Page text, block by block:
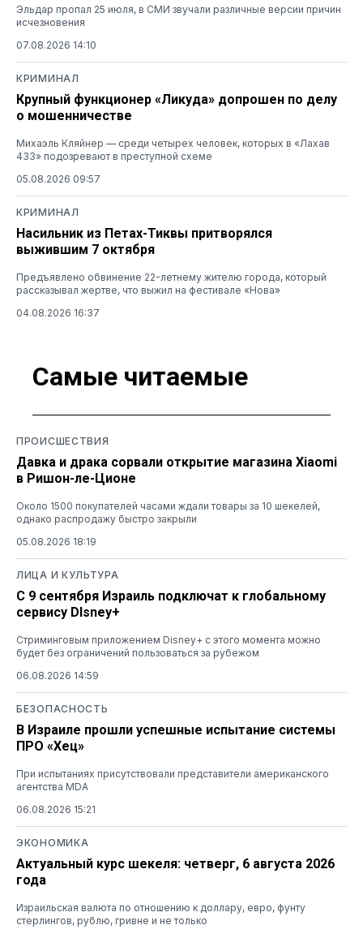
Эльдар пропал 25 июля, в СМИ звучали различные версии причин
исчезновения
07.08.2026 14:10
КРИМИНАЛ
Крупный функционер «Ликуда» допрошен по делу
о мошенничестве
Михаэль Кляйнер — среди четырех человек, которых в «Лахав
433» подозревают в преступной схеме
05.08.2026 09:57
КРИМИНАЛ
Насильник из Петах-Тиквы притворялся
выжившим 7 октября
Предъявлено обвинение 22-летнему жителю города, который
рассказывал жертве, что выжил на фестивале «Нова»
04.08.2026 16:37
Самые читаемые
ПРОИСШЕСТВИЯ
Давка и драка сорвали открытие магазина Xiaomi
в Ришон-ле-Ционе
Около 1500 покупателей часами ждали товары за 10 шекелей,
однако распродажу быстро закрыли
05.08.2026 18:19
ЛИЦА И КУЛЬТУРА
С 9 сентября Израиль подключат к глобальному
сервису DIsney+
Стриминговым приложением Disney+ с этого момента можно
будет без ограничений пользоваться за рубежом
06.08.2026 14:59
БЕЗОПАСНОСТЬ
В Израиле прошли успешные испытание системы
ПРО «Хец»
При испытаниях присутствовали представители американского
агентства MDA
06.08.2026 15:21
ЭКОНОМИКА
Актуальный курс шекеля: четверг, 6 августа 2026
года
Израильская валюта по отношению к доллару, евро, фунту
стерлингов, рублю, гривне и не только